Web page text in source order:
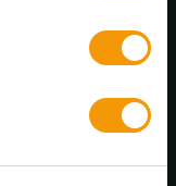
od 8 do 17:00